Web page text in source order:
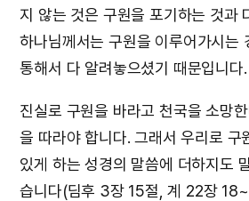
지 않는 것은 구원을 포기하는 것과
하나님께서는 구원을 이루어가시는
통해서 다 알려놓으셨기 때문입니다.
진실로 구원을 바라고 천국을 소망
을 따라야 합니다. 그래서 우리로 구
있게 하는 성경의 말씀에 더하지도
습니다(딤후 3장 15절, 계 22장